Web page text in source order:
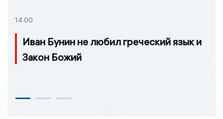
14:00
Иван Бунин не любил греческий язык и
Закон Божий